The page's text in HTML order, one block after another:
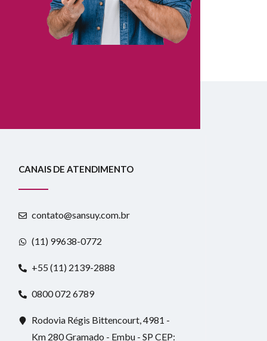
CANAIS DE ATENDIMENTO
contato@sansuy.com.br
(11) 99638-0772
+55 (11) 2139-2888
0800 072 6789
Rodovia Régis Bittencourt, 4981 -
Km 280 Gramado - Embu - SP CEP: